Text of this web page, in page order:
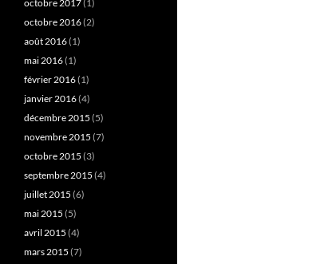
octobre 2017(1)
octobre 2016(2)
août 2016(1)
mai 2016(1)
février 2016(1)
janvier 2016(4)
décembre 2015 (5)
novembre 2015 (7)
octobre 2015 (3)
septembre 2015 (4)
juillet 2015 (6)
mai 2015 (5)
avril 2015 (4)
mars 2015 (7)